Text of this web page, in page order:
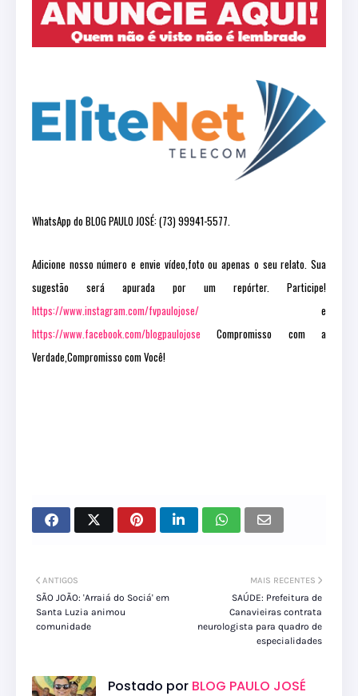
WhatsApp do BLOG PAULO JOSÉ: (73) 99941-5577.
Adicione nosso número e envie vídeo,foto ou apenas o seu relato. Sua
sugestão será apurada por um repórter. Participe!
https://www.instagram.com/fvpaulojose/ e
https://www.facebook.com/blogpaulojose Compromisso com a
Verdade,Compromisso com Você!
MAIS RECENTES
SAÚDE: Prefeitura de
Canavieiras contrata
neurologista para quadro de
especialidades
ANTIGOS
SÃO JOÃO: 'Arraiá do Sociá' em
Santa Luzia animou
comunidade
Postado por BLOG PAULO JOSÉ